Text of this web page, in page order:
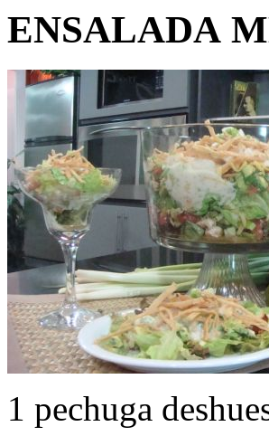
ENSALADA
1 pechuga